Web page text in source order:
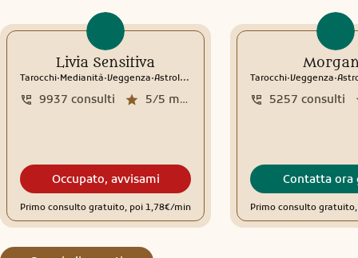
Livia Sensitiva
Tarocchi.Medianità.Veggenza.Astrologia Interpretazione sogni Rune
5/5 media recensioni
9937 consulti
Occupato, avvisami
Primo consulto gratuito, poi 1,78€/min
Tarocchi.Veggenza.
5257 consulti
Contatta ora
Primo consulto